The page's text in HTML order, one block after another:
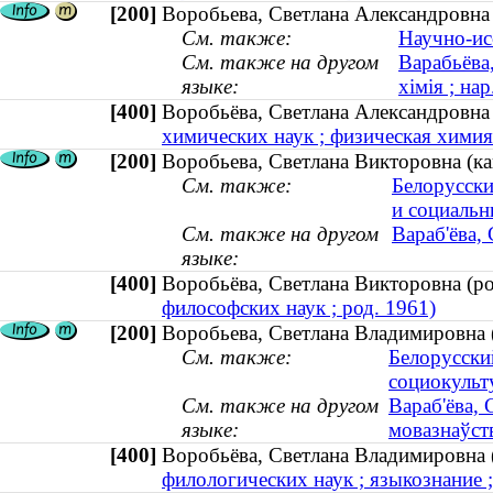
[200] Воробьева, Светлана
См. также:
Научно-
См. также на другом
языке:
хімія ;
[400] Воробьёва, Светлана
химических наук ; физическая
[200] Воробьева, Светлана Викторовна
См. также:
и
См. также на другом
языке:
Вараб'ёва,
[400] Воробьёва, Светлана Викторовна
философских наук ; род. 1961)
[200] Воробьева, Светлана
См. также:
См. также на другом
языке:
Вараб'ёва,
[400] Воробьёва, Светлана
филологических наук ; языкознание